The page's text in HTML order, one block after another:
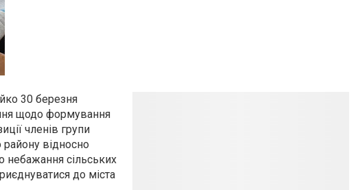
30 березня
щодо формування
членів групи
району відносно
небажання сільських
до міста